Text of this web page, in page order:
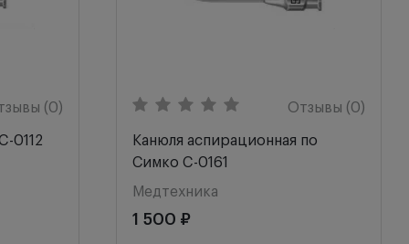
(0)
0112
Отзывы (0)
Канюля аспирационная по
Симко C-0161
Медтехника
1 500 ₽